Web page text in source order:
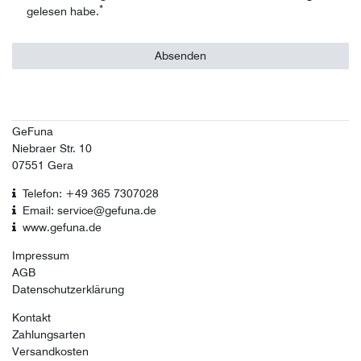
gelesen habe.*
Absenden
GeFuna
Niebraer Str. 10
07551 Gera
Telefon: +49 365 7307028
Email: service@gefuna.de
www.gefuna.de
Impressum
AGB
Datenschutzerklärung
Kontakt
Zahlungsarten
Versandkosten